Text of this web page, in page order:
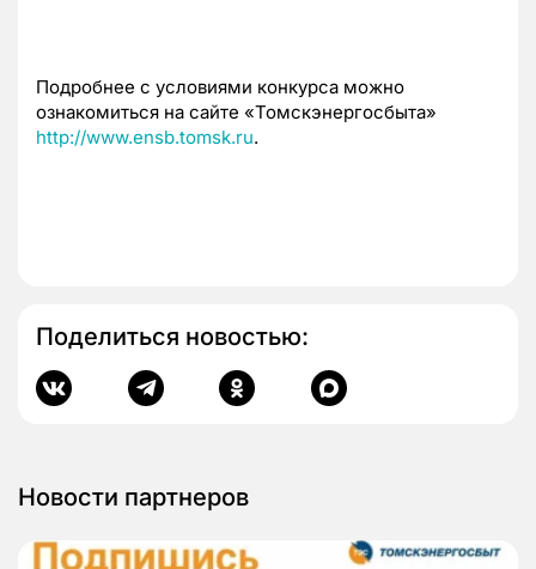
Подробнее с условиями конкурса можно
ознакомиться на сайте «Томскэнергосбыта»
http://www.ensb.tomsk.ru.
Поделиться новостью:
Новости партнеров